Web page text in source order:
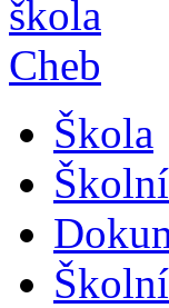
Škola